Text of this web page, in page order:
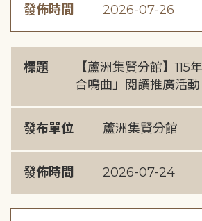
發佈時間 2026-07-26
標題
【蘆洲集賢分館】115
合鳴曲」閱讀推廣活動
發布單位 蘆洲集賢分館
發佈時間 2026-07-24